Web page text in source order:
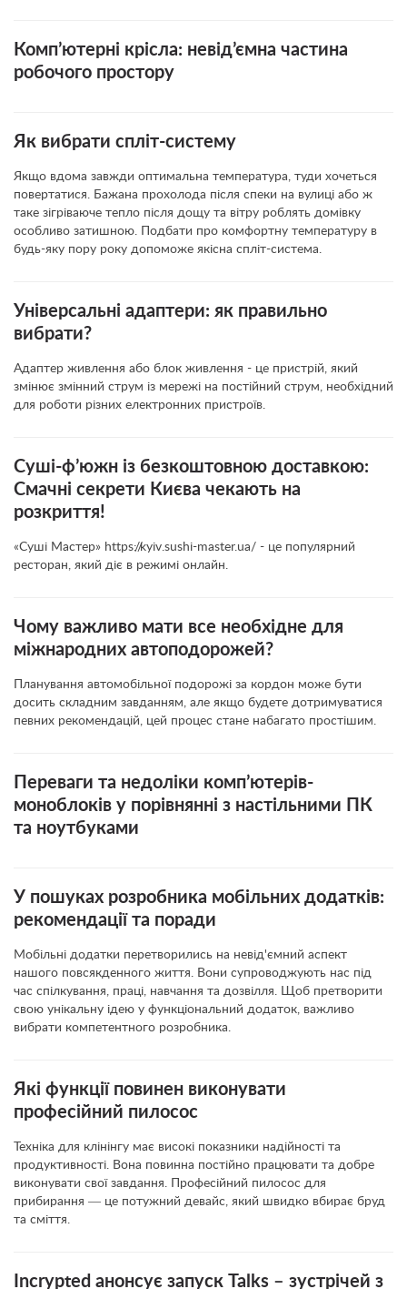
Комп’ютерні крісла: невід’ємна частина
робочого простору
Як вибрати спліт-систему
Якщо вдома завжди оптимальна температура, туди хочеться
повертатися. Бажана прохолода після спеки на вулиці або ж
таке зігріваюче тепло після дощу та вітру роблять домівку
особливо затишною. Подбати про комфортну температуру в
будь-яку пору року допоможе якісна спліт-система.
Універсальні адаптери: як правильно
вибрати?
Адаптер живлення або блок живлення - це пристрій, який
змінює змінний струм із мережі на постійний струм, необхідний
для роботи різних електронних пристроїв.
Суші-ф’южн із безкоштовною доставкою:
Смачні секрети Києва чекають на
розкриття!
«Суші Мастер» https://kyiv.sushi-master.ua/ - це популярний
ресторан, який діє в режимі онлайн.
Чому важливо мати все необхідне для
міжнародних автоподорожей?
Планування автомобільної подорожі за кордон може бути
досить складним завданням, але якщо будете дотримуватися
певних рекомендацій, цей процес стане набагато простішим.
Переваги та недоліки комп’ютерів-
моноблоків у порівнянні з настільними ПК
та ноутбуками
У пошуках розробника мобільних додатків:
рекомендації та поради
Мобільні додатки перетворились на невід'ємний аспект
нашого повсякденного життя. Вони супроводжують нас під
час спілкування, праці, навчання та дозвілля. Щоб претворити
свою унікальну ідею у функціональний додаток, важливо
вибрати компетентного розробника.
Які функції повинен виконувати
професійний пилосос
Техніка для клінінгу має високі показники надійності та
продуктивності. Вона повинна постійно працювати та добре
виконувати свої завдання. Професійний пилосос для
прибирання ― це потужний девайс, який швидко вбирає бруд
та сміття.
Incrypted анонсує запуск Talks – зустрічей з